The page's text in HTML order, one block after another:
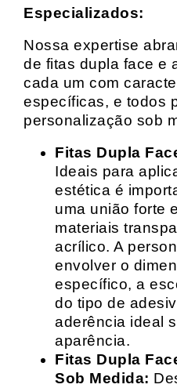
Especializados:
Nossa expertise
de fitas dupla face e
cada um com
específicas, e todos
personalização sob
Fitas Dupla
Ideais para
estética é
uma união forte
materiais
acrílico. A
envolver o
específico, a
do tipo de
aderência ideal
aparência.
Fitas Dupla
Sob Medida: